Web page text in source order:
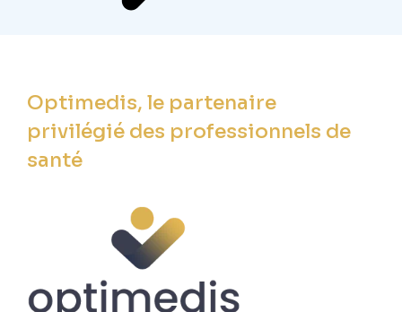
Optimedis, le partenaire
privilégié des professionnels de
santé